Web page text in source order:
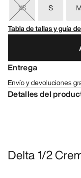
XS S M
Tabla de tallas y guía
Entrega
Envío y devoluciones
Detalles del
Delta 1/2